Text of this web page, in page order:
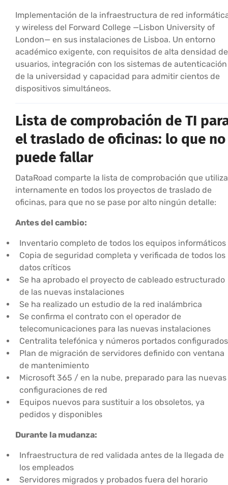
Implementación de la infraestructura de red
y wireless del Forward College —Lisbon University of
London— en sus instalaciones de Lisboa. Un entorno
académico exigente, con requisitos de alta densidad de
usuarios, integración con los sistemas de autenticación
de la universidad y capacidad para admitir cientos de
dispositivos simultáneos.
Lista de comprobación de TI
el traslado de oficinas: lo que no
puede fallar
DataRoad comparte la lista de comprobación que utiliza
internamente en todos los proyectos de traslado de
oficinas, para que no se pase por alto ningún detalle:
Antes del cambio:
Inventario completo de todos los equipos informáticos
Copia de seguridad completa y verificada de todos los
datos críticos
Se ha aprobado el proyecto de cableado estructurado
de las nuevas instalaciones
Se ha realizado un estudio de la red inalámbrica
Se confirma el contrato con el operador de
telecomunicaciones para las nuevas instalaciones
Centralita telefónica y números portados configurados
Plan de migración de servidores definido con ventana
de mantenimiento
Microsoft 365 / en la nube, preparado para las nuevas
configuraciones de red
Equipos nuevos para sustituir a los obsoletos, ya
pedidos y disponibles
Durante la mudanza:
Infraestructura de red validada antes de la llegada de
los empleados
Servidores migrados y probados fuera del horario